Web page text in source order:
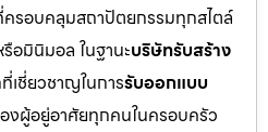
รอบคลุมสถาปัตยกรรมทุกสไตล์
อมินิมอล ในฐานะบริษัทรับสร้าง
เชี่ยวชาญในการรับออกแบบ
งผู้อยู่อาศัยทุกคนในครอบครัว